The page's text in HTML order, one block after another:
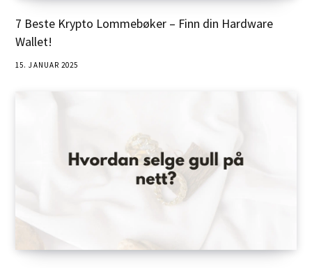
7 Beste Krypto Lommebøker – Finn din Hardware
Wallet!
15. JANUAR 2025